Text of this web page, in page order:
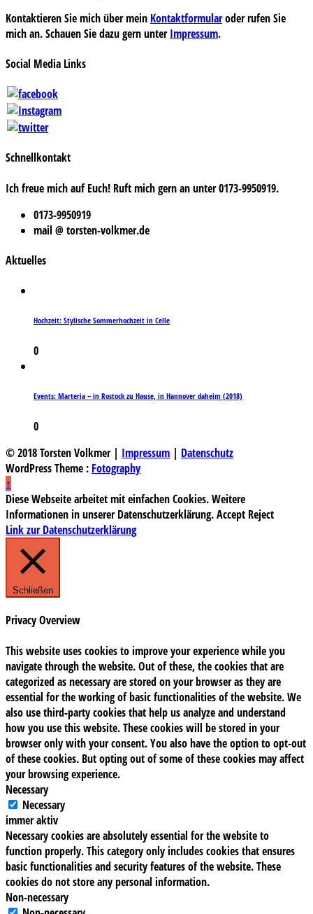
Kontaktieren Sie mich über mein Kontaktformularoder rufen Sie
mich an. Schauen Sie dazu gern unterImpressum.
Social Media Links
Schnellkontakt
Ich freue mich auf Euch! Ruft mich gern an unter 0173-9950919.
0173-9950919
mail @ torsten-volkmer.de
Aktuelles
Hochzeit: Stylische Sommerhochzeit in Celle
0
Events: Marteria – in Rostock zu Hause, in Hannover daheim (2018)
0
© 2018 Torsten Volkmer | Impressum | Datenschutz
WordPress Theme : Fotography
↑
Diese Webseite arbeitet mit einfachen Cookies. Weitere
Informationen in unserer Datenschutzerklärung.Accept Reject
Link zur Datenschutzerklärung
Schließen
Privacy Overview
This website uses cookies to improve your experience while you
navigate through the website. Out of these, the cookies that are
categorized as necessary are stored on your browser as they are
essential for the working of basic functionalities of the website. We
also use third-party cookies that help us analyze and understand
how you use this website. These cookies will be stored in your
browser only with your consent. You also have the option to opt-out
of these cookies. But opting out of some of these cookies may affect
your browsing experience.
Necessary
Necessary
immer aktiv
Necessary cookies are absolutely essential for the website to
function properly. This category only includes cookies that ensures
basic functionalities and security features of the website. These
cookies do not store any personal information.
Non-necessary